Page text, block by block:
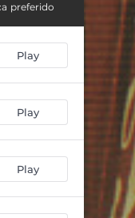
02:32
03:20
04:10
preferido
Play
Play
Play